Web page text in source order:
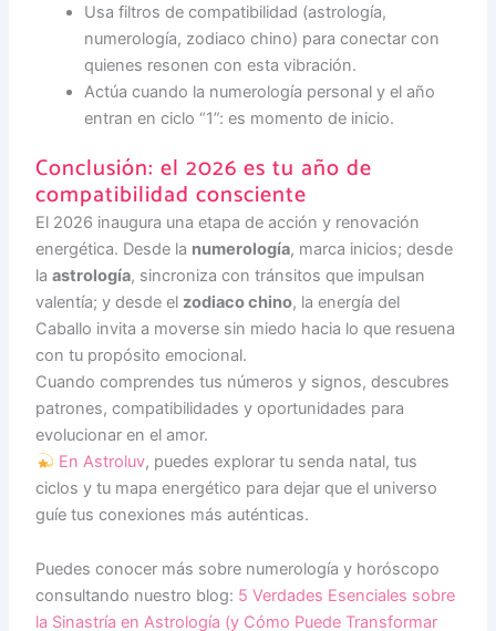
Usa filtros de compatibilidad (astrología,
numerología, zodiaco chino) para conectar con
quienes resonen con esta vibración.
Actúa cuando la numerología personal y el año
entran en ciclo “1”: es momento de inicio.
Conclusión: el 2026 es tu año de
compatibilidad consciente
El 2026 inaugura una etapa de acción y renovación
energética. Desde la numerología, marca inicios; desde
laastrología, sincroniza con tránsitos que impulsan
valentía; y desde el zodiaco chino, la energía del
Caballo invita a moverse sin miedo hacia lo que resuena
con tu propósito emocional.
Cuando comprendes tus números y signos, descubres
patrones, compatibilidades y oportunidades para
evolucionar en el amor.
En Astroluv, puedes explorar tu senda natal, tus
ciclos y tu mapa energético para dejar que el universo
guíe tus conexiones más auténticas.
Puedes conocer más sobre numerología y horóscopo
consultando nuestro blog: 5 Verdades Esenciales sobre
la Sinastría en Astrología (y Cómo Puede Transformar